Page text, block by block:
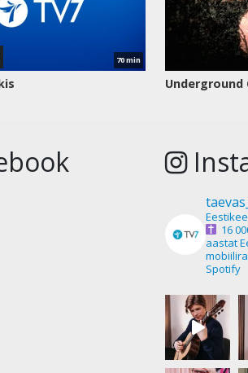
70 min
Underground
16
aastat
Spotify